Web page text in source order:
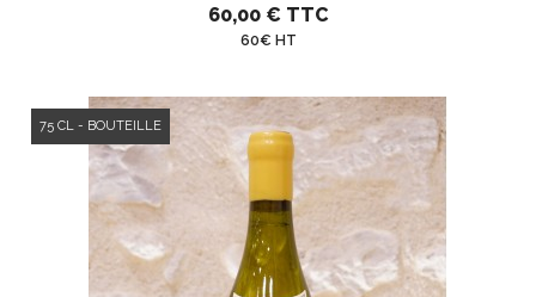
60,00 € TTC
60€ HT
75 CL - BOUTEILLE